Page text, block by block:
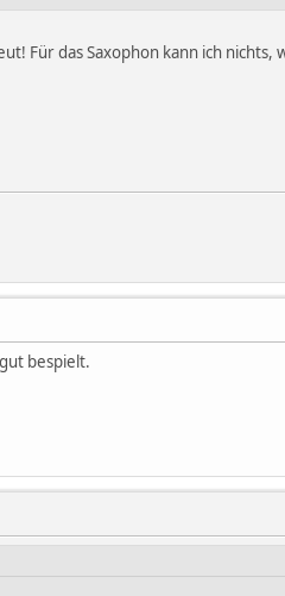
das Saxophon kann ich nichts,
bespielt.